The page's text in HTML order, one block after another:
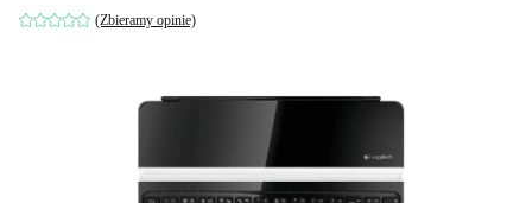
(Zbieramy opinie)